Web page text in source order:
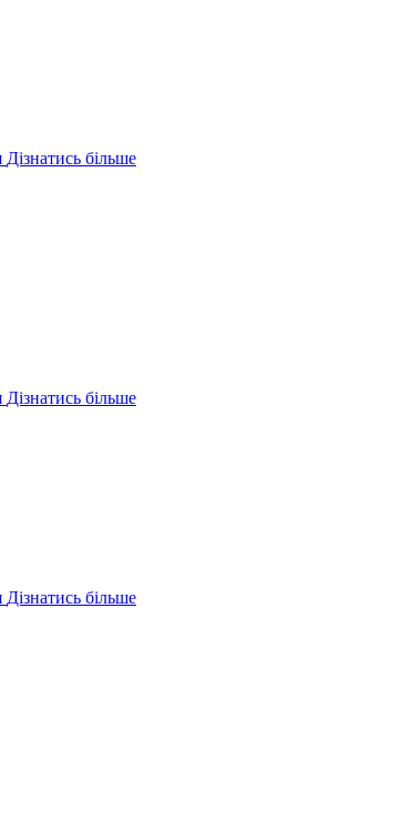
Дізнатись більше
Дізнатись більше
Дізнатись більше